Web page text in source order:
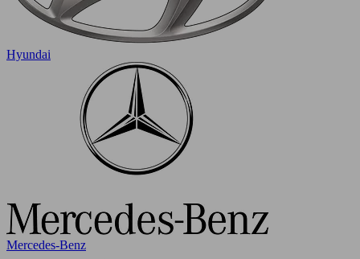
Hyundai
Mercedes-Benz